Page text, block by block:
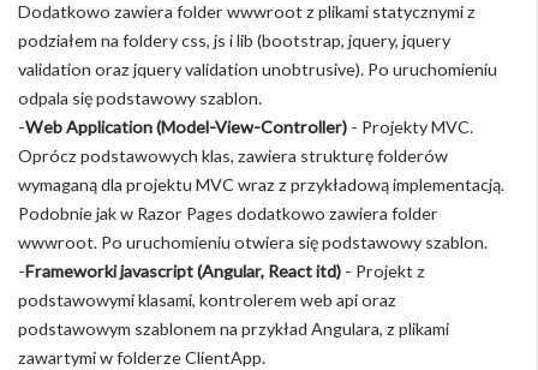
Dodatkowo zawiera folder wwwroot z plikami statycznymi z
podziałem na foldery css, js i lib (bootstrap, jquery, jquery
validation oraz jquery validation unobtrusive). Po uruchomieniu
odpala się podstawowy szablon.
-Web Application (Model-View-Controller) - Projekty MVC.
Oprócz podstawowych klas, zawiera strukturę folderów
wymaganą dla projektu MVC wraz z przykładową implementacją.
Podobnie jak w Razor Pages dodatkowo zawiera folder
wwwroot. Po uruchomieniu otwiera się podstawowy szablon.
-Frameworki javascript (Angular, React itd) - Projekt z
podstawowymi klasami, kontrolerem web api oraz
podstawowym szablonem na przykład Angulara, z plikami
zawartymi w folderze ClientApp.